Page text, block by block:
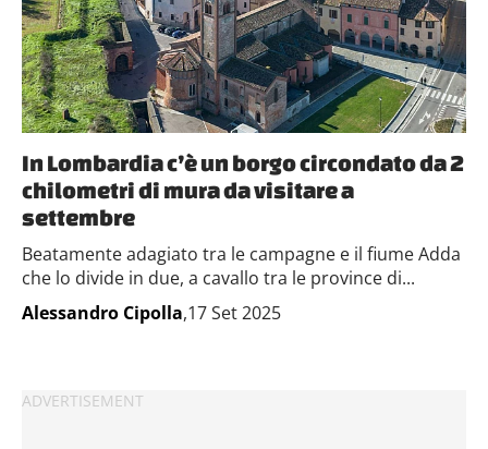
In Lombardia c’è un borgo circondato da 2
chilometri di mura da visitare a
settembre
Beatamente adagiato tra le campagne e il fiume Adda
che lo divide in due, a cavallo tra le province di...
Alessandro Cipolla,17 Set 2025